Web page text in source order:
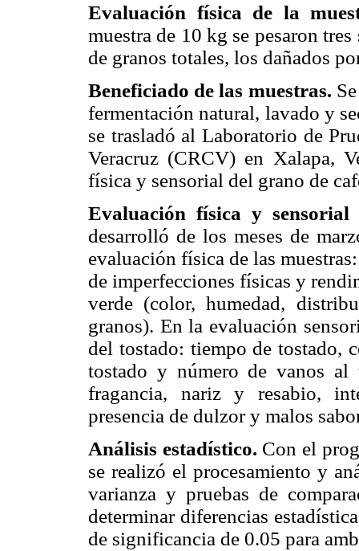
Evaluación física de la
muestra de 10 kg se pesaron
de granos totales, los dañados
Beneficiado de las muestras.
fermentación natural, lavado y
se trasladó al Laboratorio de
Veracruz (CRCV) en Xalapa,
física y sensorial del grano de
Evaluación física y sensorial
desarrolló de los meses de
evaluación física de las
de imperfecciones físicas y
verde (color, humedad,
granos). En la evaluación
del tostado: tiempo de tostado,
tostado y número de vanos
fragancia, nariz y resabio,
presencia de dulzor y malos
Análisis estadístico. Con el
se realizó el procesamiento y
varianza y pruebas de
determinar diferencias
de significancia de 0.05 para